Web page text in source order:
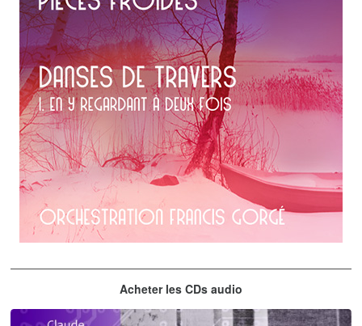
Acheter les CDs audio